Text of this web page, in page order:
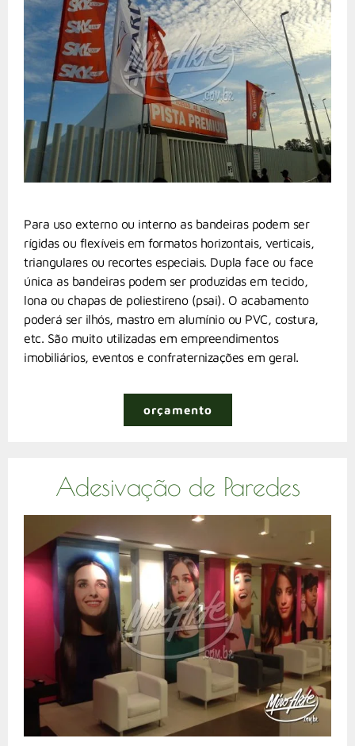
Para uso externo ou interno as bandeiras podem ser
rígidas ou flexíveis em formatos horizontais, verticais,
triangulares ou recortes especiais. Dupla face ou face
única as bandeiras podem ser produzidas em tecido,
lona ou chapas de poliestireno (psai). O acabamento
poderá ser ilhós, mastro em alumínio ou PVC, costura,
etc. São muito utilizadas em empreendimentos
imobiliários, eventos e confraternizações em geral.
orçamento
Adesivação de Paredes